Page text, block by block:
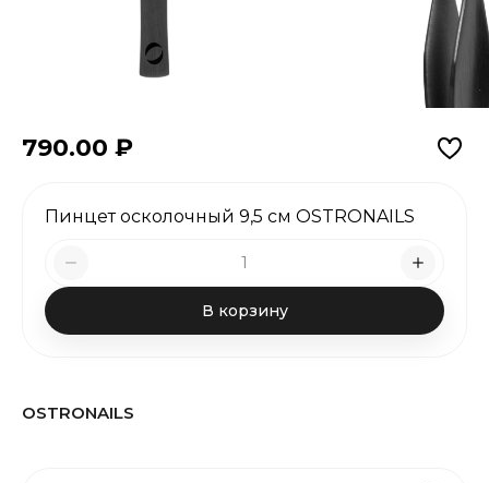
OSTRONAILS
790.00 ₽
Пинцет осколочный 9,5 см OSTRONAILS
В корзину